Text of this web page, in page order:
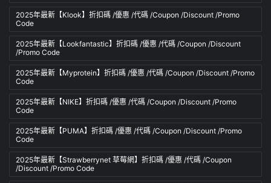
2025年最新【Klook】折扣碼 /優惠 /代碼 /Coupon /Discount /Promo
Code
2025年最新【Lookfantastic】折扣碼 /優惠 /代碼 /Coupon /Discount
/Promo Code
2025年最新【Myprotein】折扣碼 /優惠 /代碼 /Coupon /Discount /Promo
Code
2025年最新【NIKE】折扣碼 /優惠 /代碼 /Coupon /Discount /Promo
Code
2025年最新【PUMA】折扣碼 /優惠 /代碼 /Coupon /Discount /Promo
Code
2025年最新【Strawberrynet 草莓網】折扣碼 /優惠 /代碼 /Coupon
/Discount /Promo Code